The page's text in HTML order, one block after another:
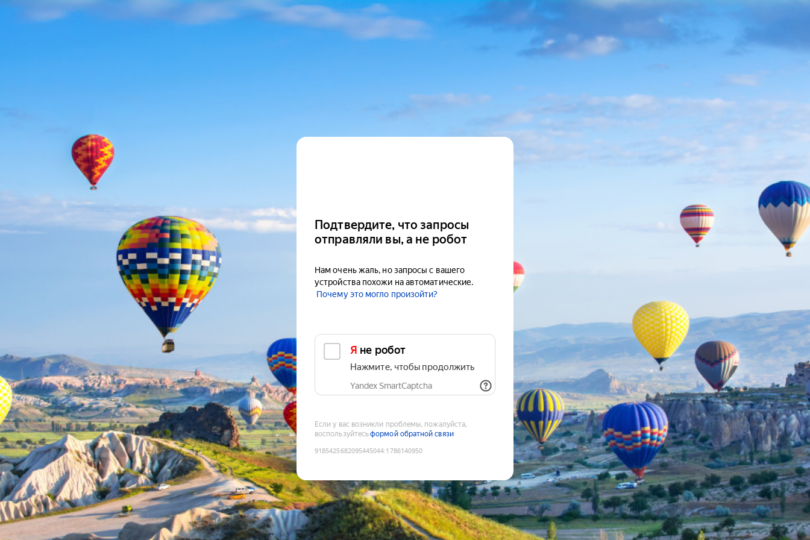
Подтвердите, что запросы
отправляли вы, а не робот
Нам очень жаль, но запросы с вашего
устройства похожи на автоматические.
Почему это могло произойти?
Я не робот
Нажмите, чтобы продолжить
Yandex SmartCaptcha
Если у вас возникли проблемы, пожалуйста,
воспользуйтесьформой обратной связи
9185425682095445044:1786140950